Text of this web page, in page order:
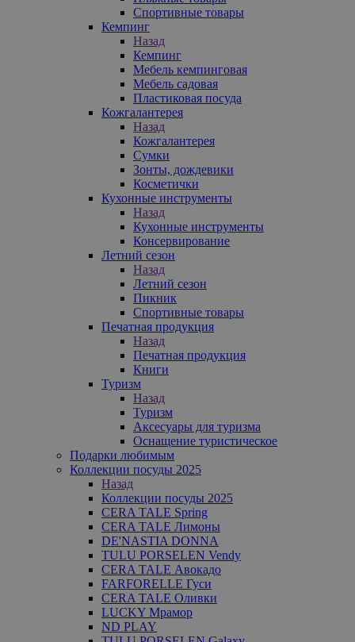
Спортивные товары
Кемпинг
Назад
Кемпинг
Мебель кемпинговая
Мебель садовая
Пластиковая посуда
Кожгалантерея
Назад
Кожгалантерея
Сумки
Зонты, дождевики
Косметички
Кухонные инструменты
Назад
Кухонные инструменты
Консервирование
Летний сезон
Назад
Летний сезон
Пикник
Спортивные товары
Печатная продукция
Назад
Печатная продукция
Книги
Туризм
Назад
Туризм
Аксесуары для туризма
Оснащение туристическое
Подарки любимым
Коллекции посуды 2025
Назад
Коллекции посуды 2025
CERA TALE Spring
CERA TALE Лимоны
DE'NASTIA DONNA
TULU PORSELEN Vendy
CERA TALE Авокадо
FARFORELLE Гуси
CERA TALE Оливки
LUCKY Мрамор
ND PLAY